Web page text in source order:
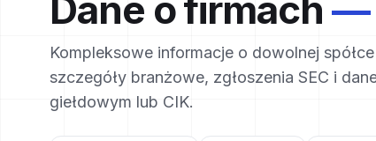
Dane o firmach —
Kompleksowe informacje o dowolnej
szczegóły branżowe, zgłoszenia SEC i
giełdowym lub CIK.